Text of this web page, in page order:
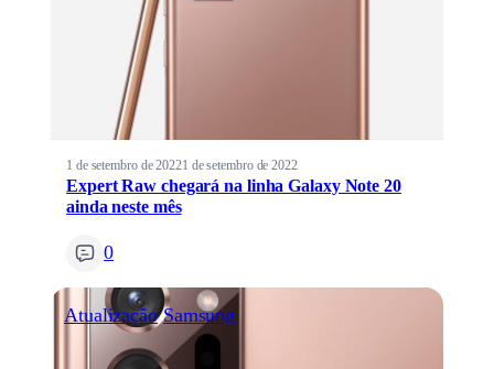
1 de setembro de 20221 de setembro de 2022
Expert Raw chegará na linha Galaxy Note 20
ainda neste mês
0
Atualização Samsung